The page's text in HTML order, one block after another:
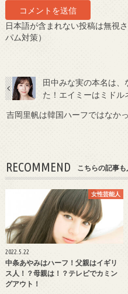
日本語が含まれない投稿は無視
パム対策）
田中みな実の本名は、
た！エイミーはミドル
吉岡里帆は韓国ハーフではなか
RECOMMEND こちらの記事も
女性芸能人
2022.5.22
中条あやみはハーフ！父親はイギリ
ス人！？母親は！？テレビでカミン
グアウト！